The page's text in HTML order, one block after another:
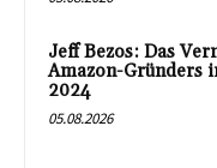
Jeff Bezos: Das
Amazon-Gründers
2024
05.08.2026